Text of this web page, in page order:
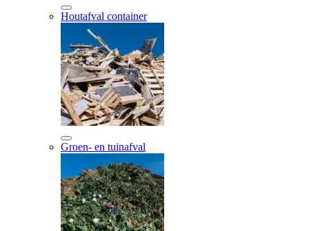
Houtafval container
Groen- en tuinafval